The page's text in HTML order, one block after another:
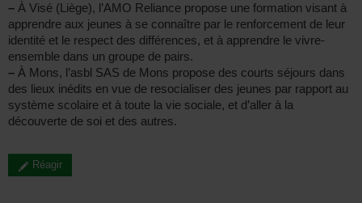
– À Visé (Liège), l’AMO Reliance propose une formation visant à
apprendre aux jeunes à se connaître par le renforcement de leur
identité et le respect des différences, et à apprendre le vivre-
ensemble dans un groupe de pairs.
– À Mons, l’asbl SAS de Mons propose des courts séjours dans
des lieux inédits en vue de resocialiser des jeunes par rapport au
système scolaire et à toute la vie sociale, et d’aller à la
découverte de soi et des autres.
Réagir